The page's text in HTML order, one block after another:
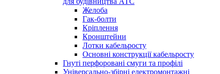
Желоба
Гак-болти
Кріплення
Кронштейни
Лотки кабельросту
Основні конструкції кабельросту
Гнуті перфоровані смуги та профілі
Універсально-збірні електромонтажні